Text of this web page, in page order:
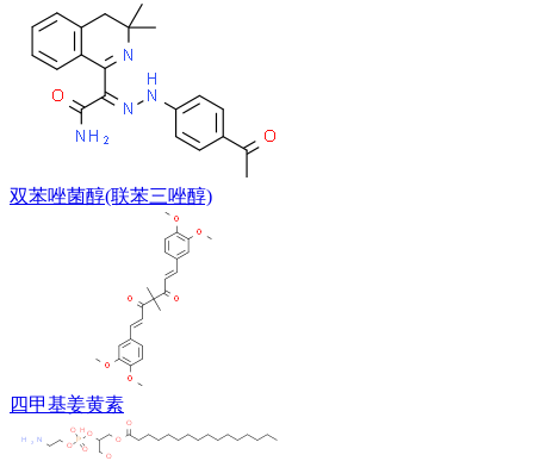
双苯唑菌醇(联苯三唑醇)
四甲基姜黄素